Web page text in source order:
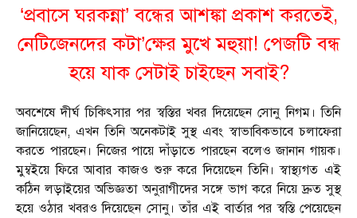
‘প্রবাসে ঘরকন্না’ বন্ধের আশঙ্কা প্রকাশ করতেই,
নেটিজেনদের কটা’ক্ষের মুখে মহুয়া! পেজটি বন্ধ
হয়ে যাক সেটাই চাইছেন সবাই?
অবশেষে দীর্ঘ চিকিৎসার পর স্বস্তির খবর দিয়েছেন সোনু নিগম। তিনি
জানিয়েছেন, এখন তিনি অনেকটাই সুস্থ এবং স্বাভাবিকভাবে চলাফেরা
করতে পারছেন। নিজের পায়ে দাঁড়াতে পারছেন বলেও জানান গায়ক।
মুম্বইয়ে ফিরে আবার কাজও শুরু করে দিয়েছেন তিনি। স্বাস্থ্যগত এই
কঠিন লড়াইয়ের অভিজ্ঞতা অনুরাগীদের সঙ্গে ভাগ করে নিয়ে দ্রুত সুস্থ
হয়ে ওঠার খবরও দিয়েছেন সোনু। তাঁর এই বার্তার পর স্বস্তি পেয়েছেন